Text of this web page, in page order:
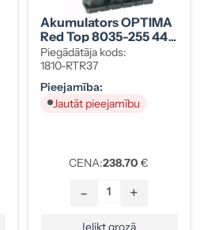
Akumulators OPTIMA
Red Top 8035-255 44
Ah -/+
Piegādātāja kods:
1810-RTR37
Pieejamība:
Jautāt pieejamību
CENA:238.70 €
- +
Ielikt grozā